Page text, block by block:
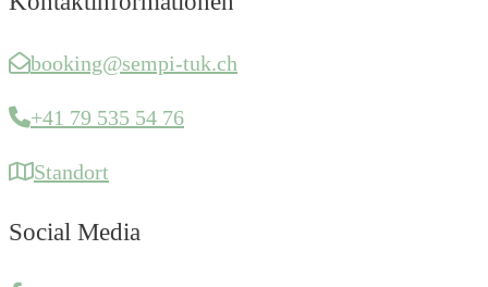
booking@sempi-tuk.ch
+41 79 535 54 76
Standort
Social Media